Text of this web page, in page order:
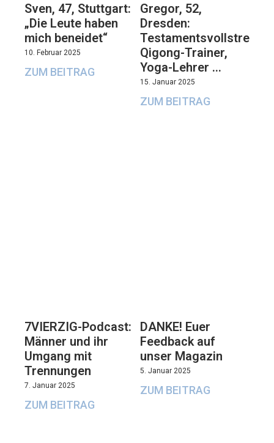
Sven, 47, Stuttgart:
„Die Leute haben
mich beneidet“
10. Februar 2025
ZUM BEITRAG
Gregor, 52,
Dresden:
Qigong-Trainer,
Yoga-Lehrer …
15. Januar 2025
ZUM BEITRAG
7VIERZIG-Podcast:
Männer und ihr
Umgang mit
Trennungen
7. Januar 2025
ZUM BEITRAG
DANKE! Euer
Feedback auf
unser Magazin
5. Januar 2025
ZUM BEITRAG